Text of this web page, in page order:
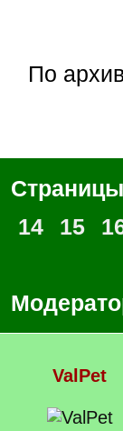
По архивным документам. (Информативная тема
14
15
ValPet